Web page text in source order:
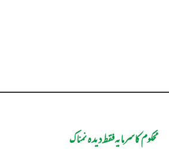
محکوم کا سرمایہ فقط دیدہ نمناک